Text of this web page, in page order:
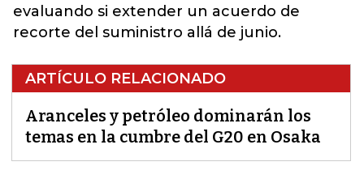
evaluando si extender un acuerdo de
recorte del suministro allá de junio.
ARTÍCULO RELACIONADO
Aranceles y petróleo dominarán los
temas en la cumbre del G20 en Osaka